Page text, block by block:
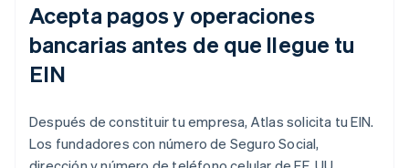
Acepta pagos y operaciones
bancarias antes de que llegue tu
EIN
Después de constituir tu empresa, Atlas solicita tu EIN.
Los fundadores con número de Seguro Social,